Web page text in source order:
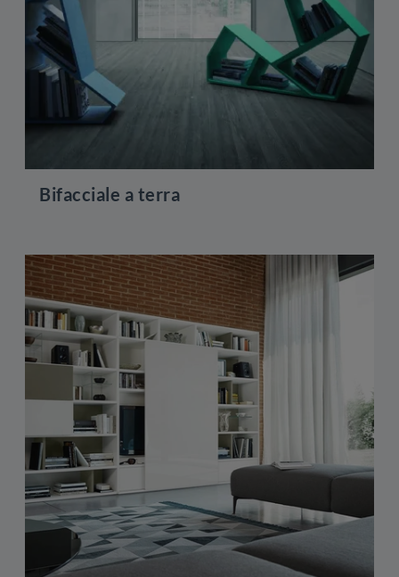
Bifacciale a terra